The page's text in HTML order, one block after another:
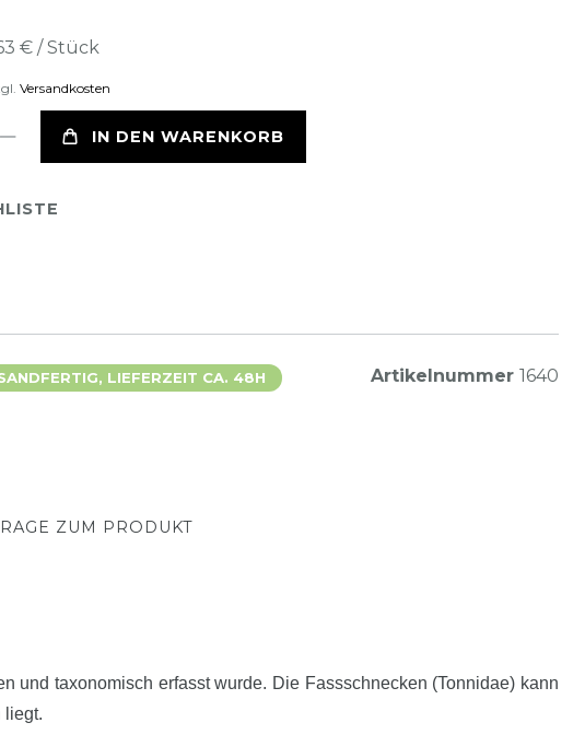
€ / Stück
Versandkosten
IN DEN WARENKORB
LIEFERZEIT CA. 48H Artikelnummer 1640
ZUM PRODUKT
und taxonomisch erfasst wurde. Die Fassschnecken (Tonnidae) kann
liegt.